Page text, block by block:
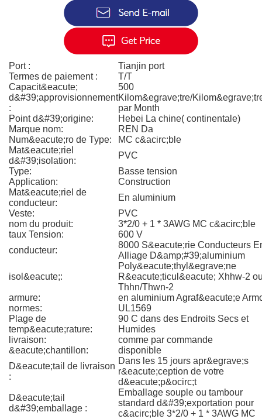
Port :
Tianjin port
Termes de paiement :
T/T
Capacit&eacute;
d&#39;approvisionnement
:
500
Kilom&egrave;tre/
par Month
Point d&#39;origine:
Hebei La chine( continentale)
Marque nom:
REN Da
Num&eacute;ro de Type:
MC c&acirc;ble
Mat&eacute;riel
d&#39;isolation:
PVC
Type:
Basse tension
Application:
Construction
Mat&eacute;riel de
conducteur:
En aluminium
Veste:
PVC
nom du produit:
3*2/0 + 1 * 3AWG MC c&acirc;ble
taux Tension:
600 V
conducteur:
8000 S&eacute;rie Conducteurs
Alliage D&amp;#39;aluminium
isol&eacute;:
Poly&eacute;thyl&egrave;ne
R&eacute;ticul&eacute; Xhhw-2
Thhn/Thwn-2
armure:
en aluminium Agraf&eacute;e
normes:
UL1569
Plage de
temp&eacute;rature:
90 C dans des Endroits Secs et
Humides
livraison:
comme par commande
&eacute;chantillon:
disponible
D&eacute;tail de livraison
:
Dans les 15 jours apr&egrave;s
r&eacute;ception de votre
d&eacute;p&ocirc;t
D&eacute;tail
d&#39;emballage :
Emballage souple ou tambour
standard d&#39;exportation pour
c&acirc;ble 3*2/0 + 1 * 3AWG MC